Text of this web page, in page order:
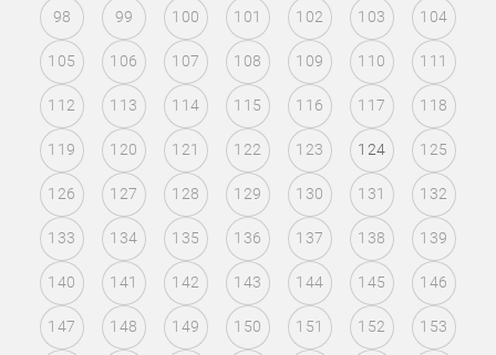
98 99 100 101 102 103 104
105 106 107 108 109 110 111
112 113 114 115 116 117 118
119 120 121 122 123 124 125
126 127 128 129 130 131 132
133 134 135 136 137 138 139
140 141 142 143 144 145 146
147 148 149 150 151 152 153